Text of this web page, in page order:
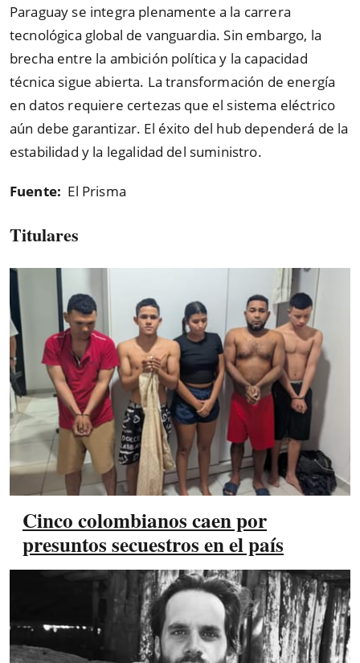
Paraguay se integra plenamente a la carrera
tecnológica global de vanguardia. Sin embargo, la
brecha entre la ambición política y la capacidad
técnica sigue abierta. La transformación de energía
en datos requiere certezas que el sistema eléctrico
aún debe garantizar. El éxito del hub dependerá de la
estabilidad y la legalidad del suministro.
Fuente: El Prisma
Titulares
Cinco colombianos caen por
presuntos secuestros en el país